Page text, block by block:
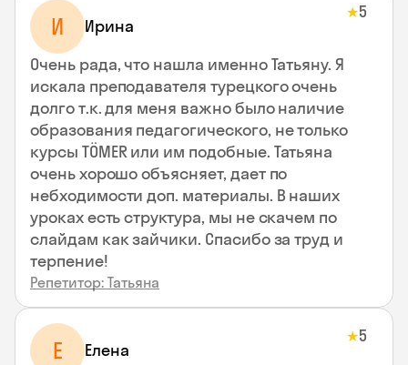
И Ирина
★5
Очень рада, что нашла именно Татьяну. Я
искала преподавателя турецкого очень
долго т.к. для меня важно было наличие
образования педагогического, не только
курсы TÖMER или им подобные. Татьяна
очень хорошо объясняет, дает по
небходимости доп. материалы. В наших
уроках есть структура, мы не скачем по
слайдам как зайчики. Спасибо за труд и
терпение!
Репетитор: Татьяна
Е Елена
★5